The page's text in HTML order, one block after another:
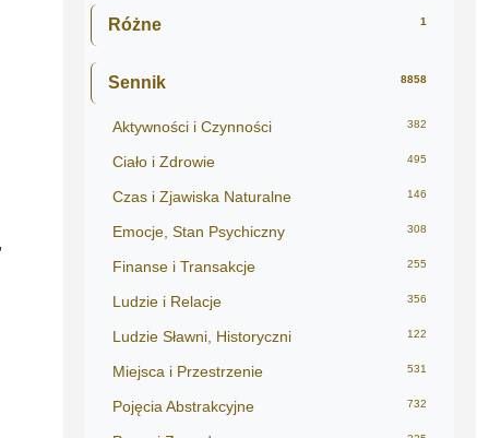
Różne 1
Sennik 8858
Aktywności i Czynności 382
Ciało i Zdrowie 495
Czas i Zjawiska Naturalne 146
Emocje, Stan Psychiczny 308
Finanse i Transakcje 255
Ludzie i Relacje 356
Ludzie Sławni, Historyczni 122
Miejsca i Przestrzenie 531
Pojęcia Abstrakcyjne 732